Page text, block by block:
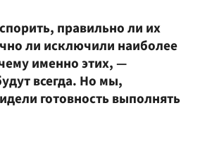
правильно ли их
ли исключили наиболее
именно этих, —
всегда. Но мы,
готовность выполнять